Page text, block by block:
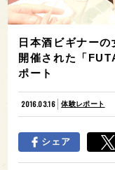
日本酒ビギナー
開催された「
ポート
2016.03.16 体験レポート
シェア